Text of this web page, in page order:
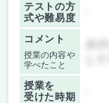
テストの方
式や難易度
コメント
授業の内容や
学べたこと
授業を
受けた時期